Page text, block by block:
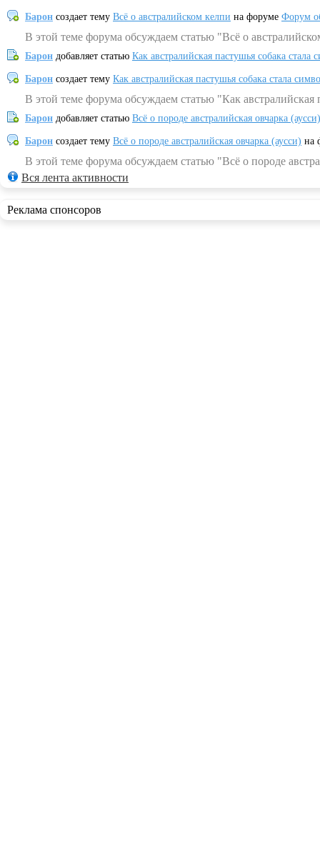
Барон создает тему Всё о австралийском келпи на форуме Форум
В этой теме форума обсуждаем статью "Всё о
Барон добавляет статью Как австралийская пастушья собака
Барон создает тему Как австралийская пастушья собака стала
В этой теме форума обсуждаем статью "Как
Барон добавляет статью Всё о породе австралийская овчарка (аусси)
Барон создает тему Всё о породе австралийская овчарка (аусси) на
В этой теме форума обсуждаем статью "Всё о породе
Вся лента активности
Реклама спонсоров